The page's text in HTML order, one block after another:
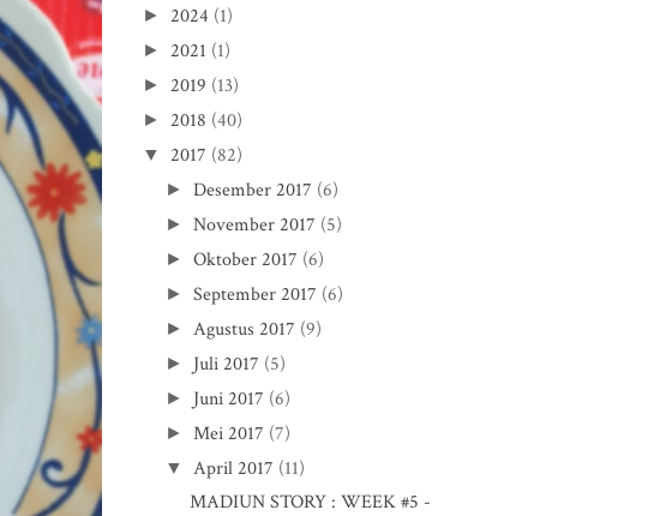
► 2024 (1)
► 2021 (1)
► 2019 (13)
► 2018 (40)
▼ 2017 (82)
► Desember 2017 (6)
►November 2017 (5)
►Oktober 2017 (6)
►September 2017 (6)
► Agustus 2017 (9)
► Juli 2017 (5)
► Juni 2017 (6)
► Mei 2017 (7)
▼ April 2017 (11)
MADIUN STORY : WEEK #5 -